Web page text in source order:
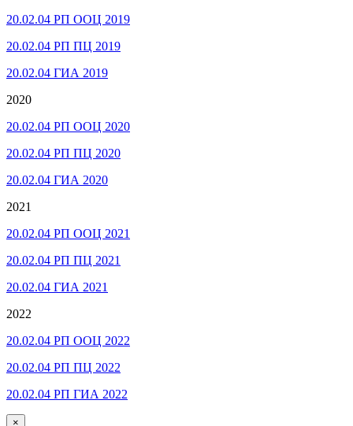
20.02.04 РП ООЦ 2019
20.02.04 РП ПЦ 2019
20.02.04 ГИА 2019
2020
20.02.04 РП ООЦ 2020
20.02.04 РП ПЦ 2020
20.02.04 ГИА 2020
2021
20.02.04 РП ООЦ 2021
20.02.04 РП ПЦ 2021
20.02.04 ГИА 2021
2022
20.02.04 РП ООЦ 2022
20.02.04 РП ПЦ 2022
20.02.04 РП ГИА 2022
×